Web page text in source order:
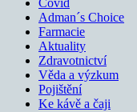
Covid
Adman´s Choice
Farmacie
Aktuality
Zdravotnictví
Věda a výzkum
Pojištění
Ke kávě a čaji